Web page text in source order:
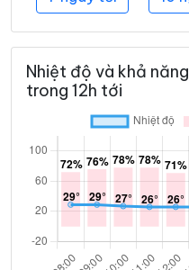
Nhiệt độ và khả
trong 12h tới